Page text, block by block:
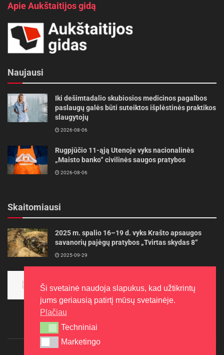
Apie Aukštaitijos gidą
Naujausi
Iki dešimtadalio skubiosios medicinos pagalbos
paslaugų galės būti suteiktos išplėstinės praktikos
slaugytojų
2026-08-06
Rugpjūčio 11-ąją Utenoje vyks nacionalinės
„Maisto banko“ civilinės saugos pratybos
2026-08-06
Skaitomiausi
2025 m. spalio 16–19 d. vyks Krašto apsaugos
savanorių pajėgų pratybos „Tvirtas skydas 8“
2025-09-29
aukso
2015-10-30
Ši svetainė naudoja slapukus, kad užtikrintų
jums geriausią patirtį mūsų svetainėje.
Plačiau
Techniniai
Techniniai
Marketingo
Marketingo